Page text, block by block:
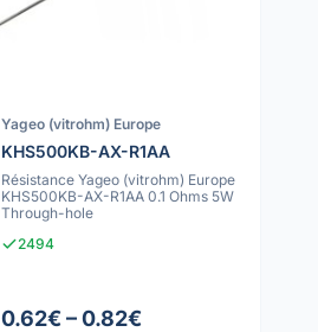
Yageo (vitrohm) Europe
KHS500KB-AX-R1AA
Résistance Yageo (vitrohm) Europe
KHS500KB-AX-R1AA 0.1 Ohms 5W
Through-hole
2494
0.62€ – 0.82€